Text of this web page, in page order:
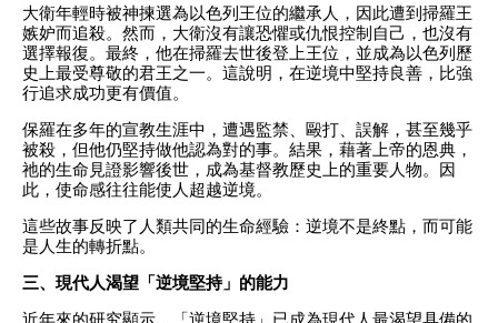
大衛年輕時被神揀選為以色列王位的繼承人，因此遭到掃羅王
嫉妒而追殺。然而，大衛沒有讓恐懼或仇恨控制自己，也沒有
選擇報復。最終，他在掃羅去世後登上王位，並成為以色列歷
史上最受尊敬的君王之一。這說明，在逆境中堅持良善，比強
行追求成功更有價值。
保羅在多年的宣教生涯中，遭遇監禁、毆打、誤解，甚至幾乎
被殺，但他仍堅持做他認為對的事。結果，藉著上帝的恩典，
祂的生命見證影響後世，成為基督教歷史上的重要人物。因
此，使命感往往能使人超越逆境。
這些故事反映了人類共同的生命經驗：逆境不是終點，而可能
是人生的轉折點。
三、現代人渴望「逆境堅持」的能力